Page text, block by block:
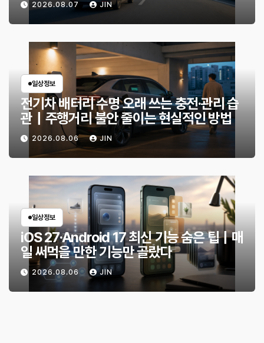
2026.08.07 JIN
일상정보
전기차 배터리 수명 오래 쓰는 충전·관리 습
관｜주행거리 불안 줄이는 현실적인 방법
2026.08.06 JIN
일상정보
iOS 27·Android 17 최신 기능 숨은 팁｜매
일 써먹을 만한 기능만 골랐다
2026.08.06 JIN